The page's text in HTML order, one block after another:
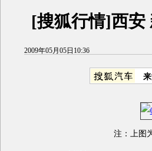
[搜狐行情]西安
2009年05月05日10:36
来
注：上图